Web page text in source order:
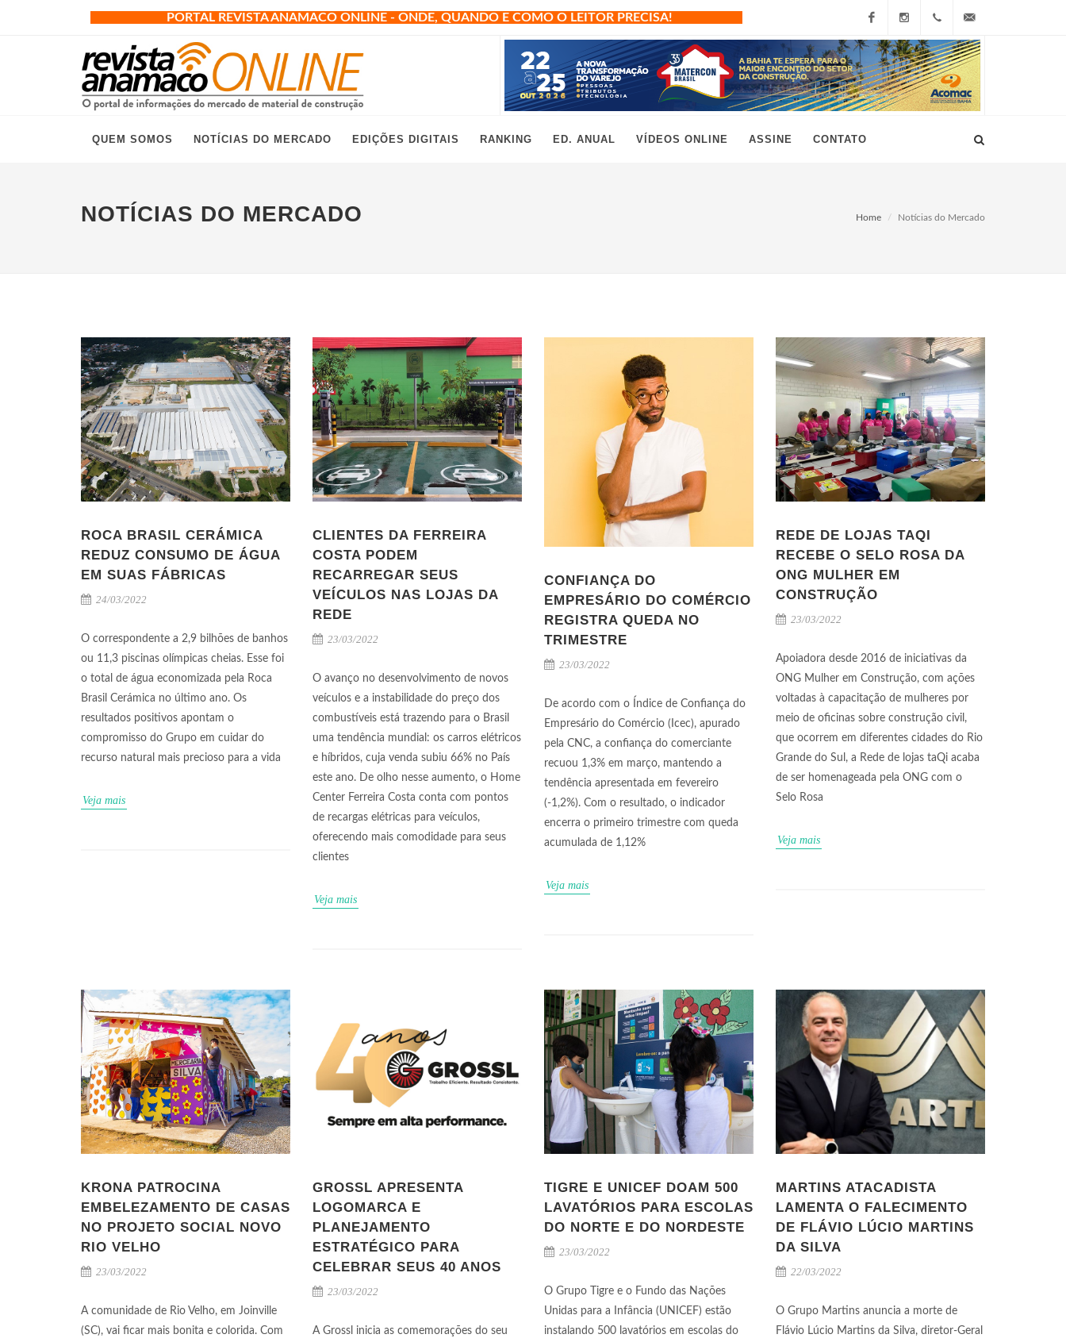
PORTAL REVISTA ANAMACO ONLINE - ONDE, QUANDO E COMO O LEITOR PRECISA!
FacebookInstagram
+55
(11)
grau10@grau10.com.br
QUEM SOMOS NOTÍCIAS DO MERCADO EDIÇÕES DIGITAIS RANKING ED. ANUAL VÍDEOS ONLINE ASSINE CONTATO
NOTÍCIAS DO MERCADO Home Notícias do Mercado
ROCA BRASIL CERÁMICA
REDUZ CONSUMO DE ÁGUA
EM SUAS FÁBRICAS
24/03/2022
O correspondente a 2,9 bilhões de banhos
ou 11,3 piscinas olímpicas cheias. Esse foi
o total de água economizada pela Roca
Brasil Cerámica no último ano. Os
resultados positivos apontam o
compromisso do Grupo em cuidar do
recurso natural mais precioso para a vida
Veja mais
CLIENTES DA FERREIRA
COSTA PODEM
RECARREGAR SEUS
VEÍCULOS NAS LOJAS DA
REDE
23/03/2022
O avanço no desenvolvimento de novos
veículos e a instabilidade do preço dos
combustíveis está trazendo para o Brasil
uma tendência mundial: os carros elétricos
e híbridos, cuja venda subiu 66% no País
este ano. De olho nesse aumento, o Home
Center Ferreira Costa conta com pontos
de recargas elétricas para veículos,
oferecendo mais comodidade para seus
clientes
Veja mais
CONFIANÇA DO
EMPRESÁRIO DO COMÉRCIO
REGISTRA QUEDA NO
TRIMESTRE
23/03/2022
De acordo com o Índice de Confiança do
Empresário do Comércio (Icec), apurado
pela CNC, a confiança do comerciante
recuou 1,3% em março, mantendo a
tendência apresentada em fevereiro
(-1,2%). Com o resultado, o indicador
encerra o primeiro trimestre com queda
acumulada de 1,12%
Veja mais
REDE DE LOJAS TAQI
RECEBE O SELO ROSA DA
ONG MULHER EM
CONSTRUÇÃO
23/03/2022
Apoiadora desde 2016 de iniciativas da
ONG Mulher em Construção, com ações
voltadas à capacitação de mulheres por
meio de oficinas sobre construção civil,
que ocorrem em diferentes cidades do Rio
Grande do Sul, a Rede de lojas taQi acaba
de ser homenageada pela ONG com o
Selo Rosa
Veja mais
KRONA PATROCINA
EMBELEZAMENTO DE CASAS
NO PROJETO SOCIAL NOVO
RIO VELHO
23/03/2022
A comunidade de Rio Velho, em Joinville
(SC), vai ficar mais bonita e colorida. Com
GROSSL APRESENTA
LOGOMARCA E
PLANEJAMENTO
ESTRATÉGICO PARA
CELEBRAR SEUS 40 ANOS
23/03/2022
A Grossl inicia as comemorações do seu
TIGRE E UNICEF DOAM 500
LAVATÓRIOS PARA ESCOLAS
DO NORTE E DO NORDESTE
23/03/2022
O Grupo Tigre e o Fundo das Nações
Unidas para a Infância (UNICEF) estão
instalando 500 lavatórios em escolas do
MARTINS ATACADISTA
LAMENTA O FALECIMENTO
DE FLÁVIO LÚCIO MARTINS
DA SILVA
22/03/2022
O Grupo Martins anuncia a morte de
Flávio Lúcio Martins da Silva, diretor-Geral